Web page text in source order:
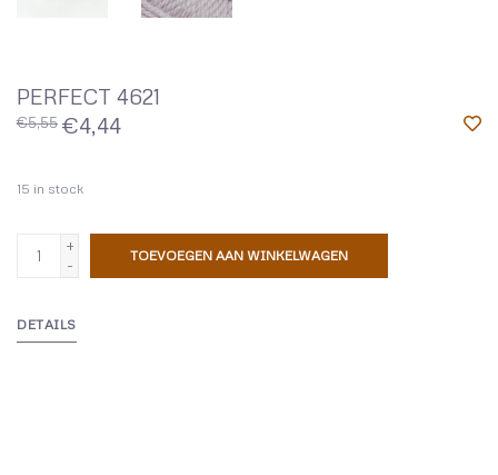
PERFECT 4621
€5,55 €4,44
15 in stock
+
-
TOEVOEGEN AAN WINKELWAGEN
DETAILS